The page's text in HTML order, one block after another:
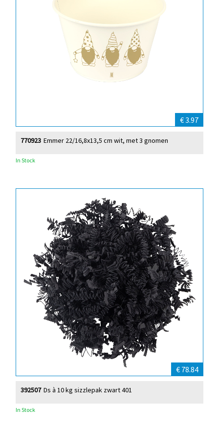
€ 3.97
Emmer 22/16,8x13,5 cm wit, met 3 gnomen
770923
In Stock
€ 78.84
Ds à 10 kg sizzlepak zwart 401
392507
In Stock